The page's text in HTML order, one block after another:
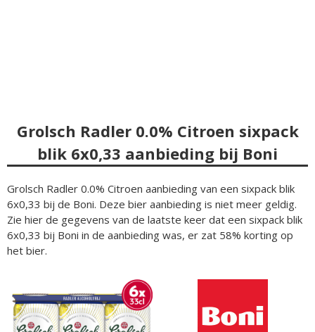
Grolsch Radler 0.0% Citroen sixpack
blik 6x0,33 aanbieding bij Boni
Grolsch Radler 0.0% Citroen aanbieding van een sixpack blik
6x0,33 bij de Boni. Deze bier aanbieding is niet meer geldig.
Zie hier de gegevens van de laatste keer dat een sixpack blik
6x0,33 bij Boni in de aanbieding was, er zat 58% korting op
het bier.